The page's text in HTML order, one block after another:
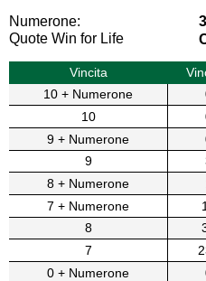
Numerone:
3
Quote Win for Life
Vincita
10 + Numerone
10
9 + Numerone
9
8 + Numerone
7 + Numerone
8
7
0 + Numerone